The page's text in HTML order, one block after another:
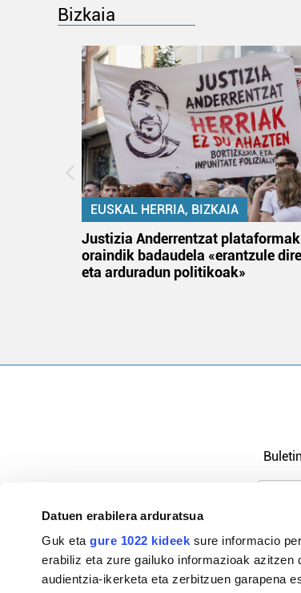
Datuen erabilera arduratsua
Guk etagure 1022 kideek sure informacio
erabiliz eta zure gailuko informazioak azitzen
audientzia-ikerketa eta zerbitzuen garapena
Bizkaia
EUSKAL HERRIA, BIZKAIA
Justizia Anderrentzat
oraindik badaudela «erantzule
eta arduradun politikoak»